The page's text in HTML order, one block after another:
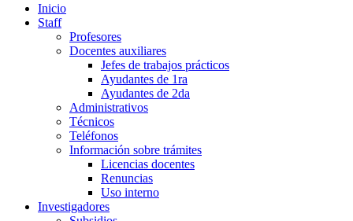
Inicio
Staff
Profesores
Docentes auxiliares
Jefes de trabajos prácticos
Ayudantes de 1ra
Ayudantes de 2da
Administrativos
Técnicos
Teléfonos
Información sobre trámites
Licencias docentes
Renuncias
Uso interno
Investigadores